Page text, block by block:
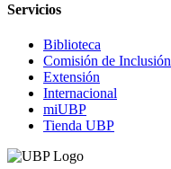
Servicios
Biblioteca
Comisión de Inclusión
Extensión
Internacional
miUBP
Tienda UBP